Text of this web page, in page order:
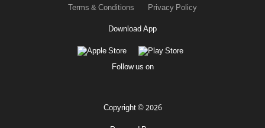
Terms & Conditions
Privacy Policy
Download App
Follow us on
Copyright © 2026